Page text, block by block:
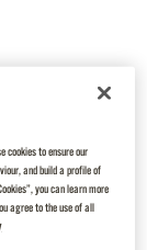
je aan de
je
met een
cookies to ensure our
and build a profile of
you can learn more
agree to the use of all